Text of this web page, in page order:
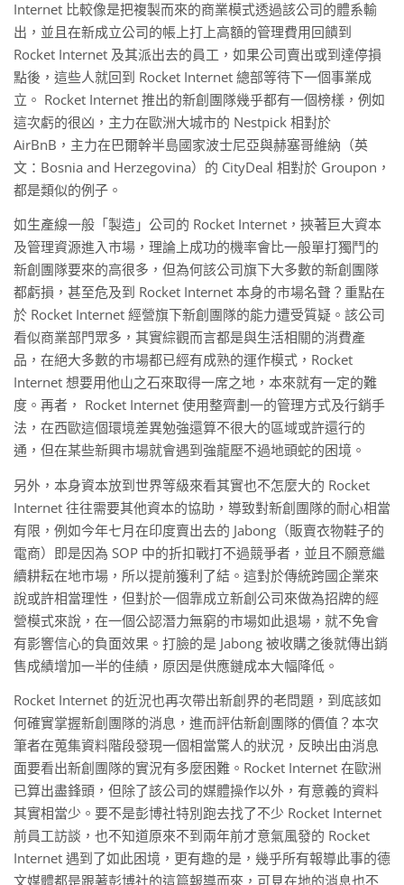
Internet 比較像是把複製而來的商業模式透過該公司的體系輸
出，並且在新成立公司的帳上打上高額的管理費用回饋到
Rocket Internet 及其派出去的員工，如果公司賣出或到達停損
點後，這些人就回到 Rocket Internet 總部等待下一個事業成
立。 Rocket Internet 推出的新創團隊幾乎都有一個榜樣，例如
這次虧的很凶，主力在歐洲大城市的 Nestpick 相對於
AirBnB，主力在巴爾幹半島國家波士尼亞與赫塞哥維納（英
文：Bosnia and Herzegovina）的 CityDeal 相對於 Groupon，
都是類似的例子。
如生產線一般「製造」公司的 Rocket Internet，挾著巨大資本
及管理資源進入市場，理論上成功的機率會比一般單打獨鬥的
新創團隊要來的高很多，但為何該公司旗下大多數的新創團隊
都虧損，甚至危及到 Rocket Internet 本身的市場名聲？重點在
於 Rocket Internet 經營旗下新創團隊的能力遭受質疑。該公司
看似商業部門眾多，其實綜觀而言都是與生活相關的消費產
品，在絕大多數的市場都已經有成熟的運作模式，Rocket
Internet 想要用他山之石來取得一席之地，本來就有一定的難
度。再者， Rocket Internet 使用整齊劃一的管理方式及行銷手
法，在西歐這個環境差異勉強還算不很大的區域或許還行的
通，但在某些新興市場就會遇到強龍壓不過地頭蛇的困境。
另外，本身資本放到世界等級來看其實也不怎麼大的 Rocket
Internet 往往需要其他資本的協助，導致對新創團隊的耐心相當
有限，例如今年七月在印度賣出去的 Jabong（販賣衣物鞋子的
電商）即是因為 SOP 中的折扣戰打不過競爭者，並且不願意繼
續耕耘在地市場，所以提前獲利了結。這對於傳統跨國企業來
說或許相當理性，但對於一個靠成立新創公司來做為招牌的經
營模式來說，在一個公認潛力無窮的市場如此退場，就不免會
有影響信心的負面效果。打臉的是 Jabong 被收購之後就傳出銷
售成績增加一半的佳績，原因是供應鏈成本大幅降低。
Rocket Internet 的近況也再次帶出新創界的老問題，到底該如
何確實掌握新創團隊的消息，進而評估新創團隊的價值？本次
筆者在蒐集資料階段發現一個相當驚人的狀況，反映出由消息
面要看出新創團隊的實況有多麼困難。Rocket Internet 在歐洲
已算出盡鋒頭，但除了該公司的媒體操作以外，有意義的資料
其實相當少。要不是彭博社特別跑去找了不少 Rocket Internet
前員工訪談，也不知道原來不到兩年前才意氣風發的 Rocket
Internet 遇到了如此困境，更有趣的是，幾乎所有報導此事的德
文媒體都是跟著彭博社的這篇報導而來，可見在地的消息也不